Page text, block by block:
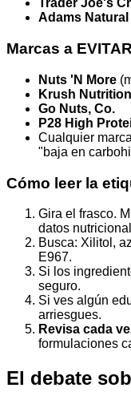
Trader Joe's
Adams Natural
Marcas a
Nuts 'N More
Krush Nutrition
Go Nuts, Co.
P28 High
Cualquier
"baja en
Cómo leer la
Gira el frasco.
datos
Busca: Xilitol,
E967.
Si los
seguro.
Si ves algún
arriesgues.
Revisa cada
formulaciones
El debate